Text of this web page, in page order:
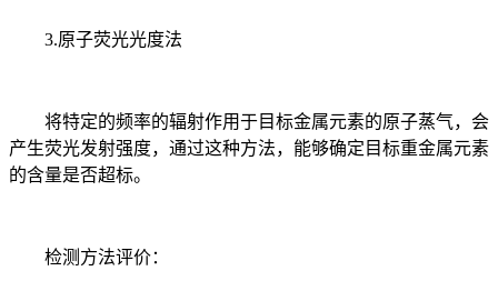
3.原子荧光光度法
将特定的频率的辐射作用于目标金属元素的原子蒸气，会
产生荧光发射强度，通过这种方法，能够确定目标重金属元素
的含量是否超标。
检测方法评价：